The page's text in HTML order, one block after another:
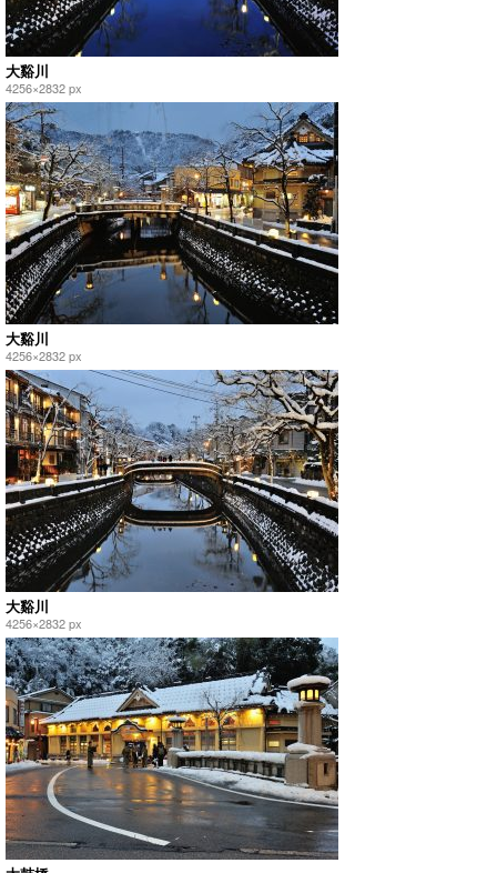
大谿川
4256×2832 px
大谿川
4256×2832 px
大谿川
4256×2832 px